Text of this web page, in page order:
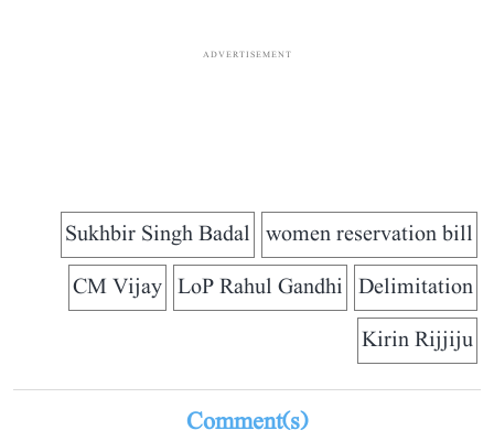
ADVERTISEMENT
women reservation bill
Sukhbir Singh Badal
Delimitation
LoP Rahul Gandhi
CM Vijay
Kirin Rijjiju
Comment(s)